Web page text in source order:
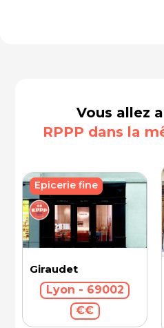
Vous allez
RPPP dans la
Giraudet
Lyon - 69002
€€
Epicerie fine